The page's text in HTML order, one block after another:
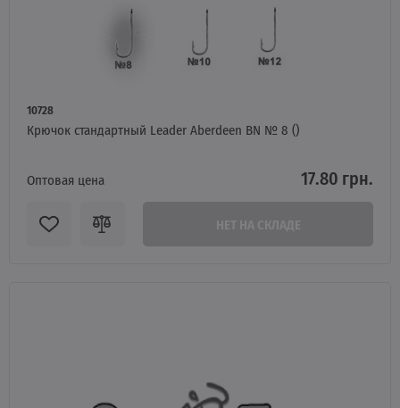
10728
Крючок стандартный Leader Aberdeen BN № 8 ()
Оптовая цена 17.80 грн.